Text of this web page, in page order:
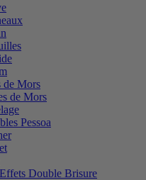
de Mors
de Mors
Pessoa
Double Brisure